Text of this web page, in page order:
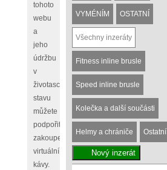
tohoto
webu
a
jeho
údržbu
v
životaschopném
stavu
můžete
podpořit
zakoupením
virtuální
kávy.
VYMÉNÍM OSTATNÍ
Všechny inzeráty
Fitness inline brusle
Speed inline brusle
Kolečka a další součásti
Helmy a chrániče Ostatní